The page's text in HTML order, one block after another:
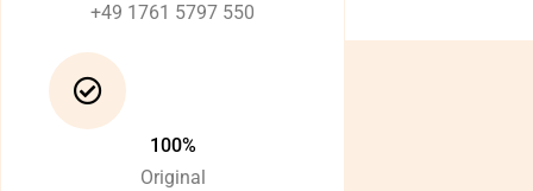
+49 1761 5797 550
100%
Original